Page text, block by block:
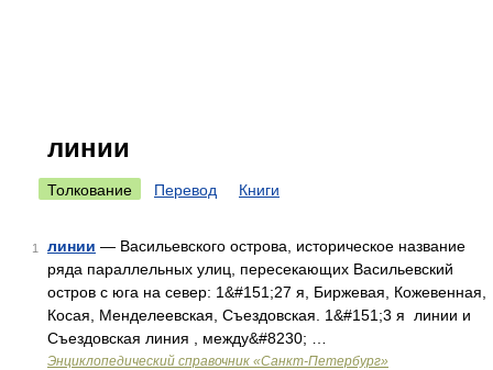
линии
Толкование Перевод Книги
1 линии — Васильевского острова, историческое название
ряда параллельных улиц, пересекающих Васильевский
остров с юга на север: 1&#151;27 я, Биржевая, Кожевенная,
Косая, Менделеевская, Съездовская. 1&#151;3 я линии и
Съездовская линия , между&#8230; …
Энциклопедический справочник «Санкт-Петербург»